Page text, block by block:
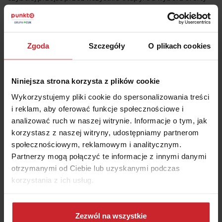
Zgoda Szczegóły O plikach cookies
Niniejsza strona korzysta z plików cookie
Wykorzystujemy pliki cookie do spersonalizowania treści
i reklam, aby oferować funkcje społecznościowe i
analizować ruch w naszej witrynie. Informacje o tym, jak
korzystasz z naszej witryny, udostępniamy partnerom
społecznościowym, reklamowym i analitycznym.
Partnerzy mogą połączyć te informacje z innymi danymi
otrzymanymi od Ciebie lub uzyskanymi podczas
korzystania z ich usług.
Dowiedz się więcej na temat tego, kim jesteśmy, jak
można się z nami skontaktować i w jaki sposób
Zezwól na wszystkie
zdalnie, a cały proces obsługi prowadzony jest w sposób
uporządkowany i przejrzysty. Za realizację ochrony
Group, co przekłada się na standardy likwidacji szkód
ubezpieczycieli.
Dlaczego warto rozważyć ubezpieczenie w
Ominimo?
Ubezpieczenia Ominimo to propozycja przygotowana dla
osób, które szukają prostych rozwiązań i możliwości
skonstruowana tak, aby ułatwić wybór i zapewnić większą